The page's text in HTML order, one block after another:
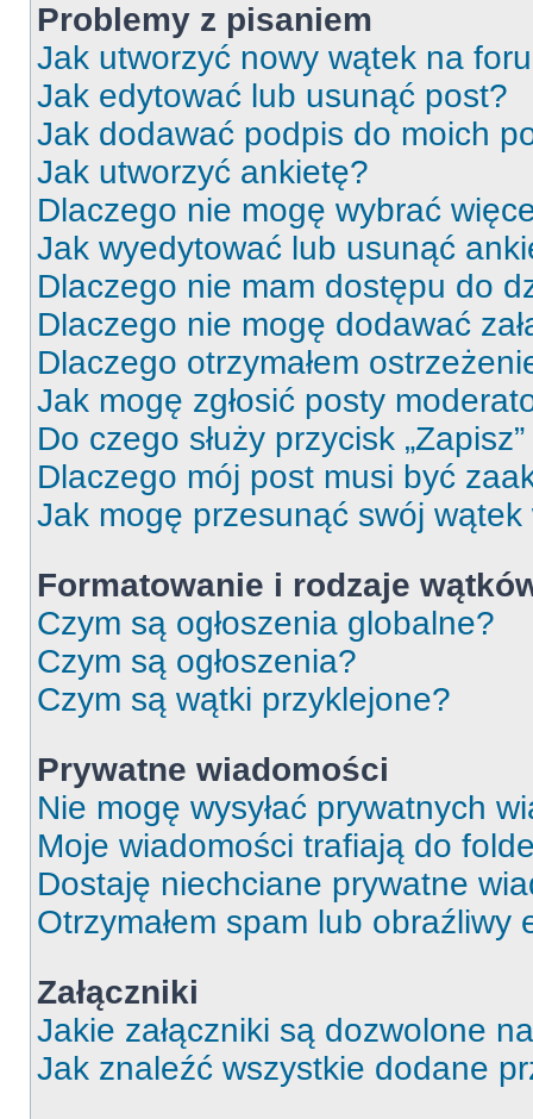
Problemy z pisaniem
Jak utworzyć nowy wątek na
Jak edytować lub usunąć post?
Jak dodawać podpis do moich
Jak utworzyć ankietę?
Dlaczego nie mogę wybrać
Jak wyedytować lub usunąć
Dlaczego nie mam dostępu do
Dlaczego nie mogę dodawać
Dlaczego otrzymałem
Jak mogę zgłosić posty
Do czego służy przycisk
Dlaczego mój post musi być
Jak mogę przesunąć swój wątek
Formatowanie i rodzaje
Czym są ogłoszenia globalne?
Czym są ogłoszenia?
Czym są wątki przyklejone?
Prywatne wiadomości
Nie mogę wysyłać prywatnych
Moje wiadomości trafiają do
Dostaję niechciane prywatne
Otrzymałem spam lub
Załączniki
Jakie załączniki są dozwolone
Jak znaleźć wszystkie dodane